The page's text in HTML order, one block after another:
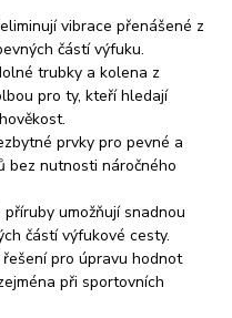
vibrace přenášené z
částí výfuku.
trubky a kolena z
pro ty, kteří hledají
prvky pro pevné a
bez nutnosti náročného
umožňují snadnou
částí výfukové cesty.
pro úpravu hodnot
při sportovních